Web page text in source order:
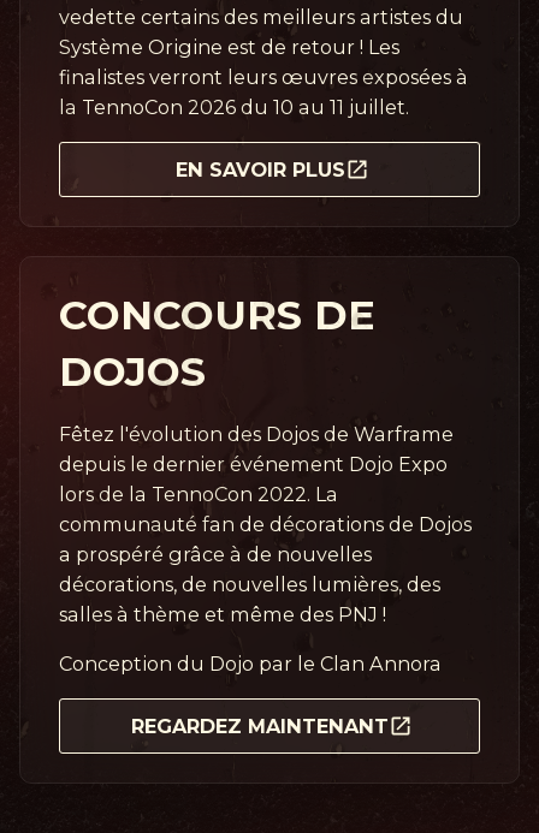
vedette certains des meilleurs artistes du
Système Origine est de retour ! Les
finalistes verront leurs œuvres exposées à
la TennoCon 2026 du 10 au 11 juillet.
EN SAVOIR PLUS
CONCOURS DE
DOJOS
Fêtez l'évolution des Dojos de Warframe
depuis le dernier événement Dojo Expo
lors de la TennoCon 2022. La
communauté fan de décorations de Dojos
a prospéré grâce à de nouvelles
décorations, de nouvelles lumières, des
salles à thème et même des PNJ !
Conception du Dojo par le Clan Annora
REGARDEZ MAINTENANT